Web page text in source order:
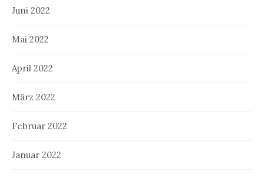
Juni 2022
Mai 2022
April 2022
März 2022
Februar 2022
Januar 2022